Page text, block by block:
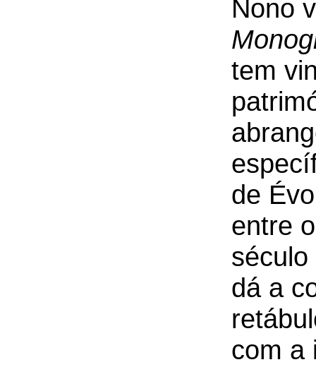
Nono
tem
de
entre
dá a
com a